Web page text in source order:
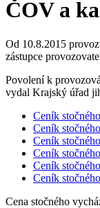
ČOV a
Od 10.8.2015
zástupce
Povolení k
vydal Krajský úřad
Ceník
Ceník
Ceník
Ceník
Ceník
Ceník
Cena stočného